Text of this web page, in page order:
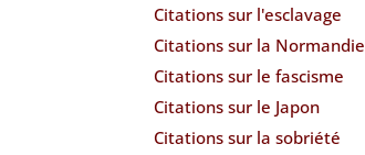
Citations sur l'esclavage
Citations sur la Normandie
Citations sur le fascisme
Citations sur le Japon
Citations sur la sobriété